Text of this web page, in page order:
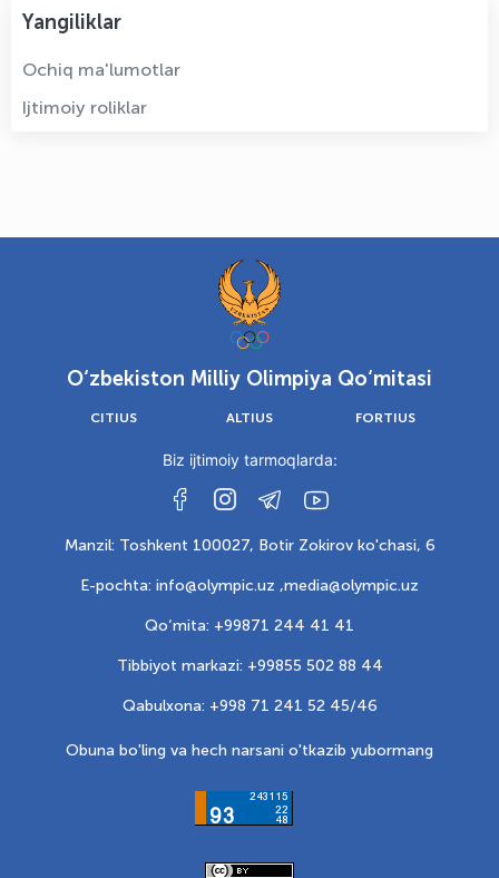
Yangiliklar
Ochiq ma'lumotlar
Ijtimoiy roliklar
O‘zbekiston Milliy Olimpiya Qo‘mitasi
CITIUS ALTIUS FORTIUS
Biz ijtimoiy tarmoqlarda:
Manzil: Toshkent 100027, Botir Zokirov ko'chasi, 6
E-pochta: info@olympic.uz ,media@olympic.uz
Qo‘mita: +99871 244 41 41
Tibbiyot markazi: +99855 502 88 44
Qabulxona: +998 71 241 52 45/46
Obuna bo'ling va hech narsani o'tkazib yubormang